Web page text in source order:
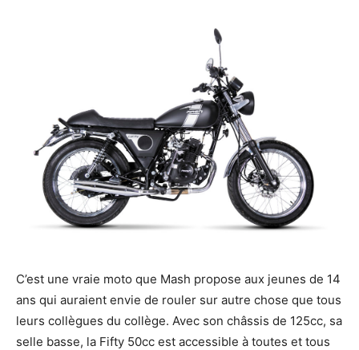
C’est une vraie moto que Mash propose aux jeunes de 14
ans qui auraient envie de rouler sur autre chose que tous
leurs collègues du collège. Avec son châssis de 125cc, sa
selle basse, la Fifty 50cc est accessible à toutes et tous